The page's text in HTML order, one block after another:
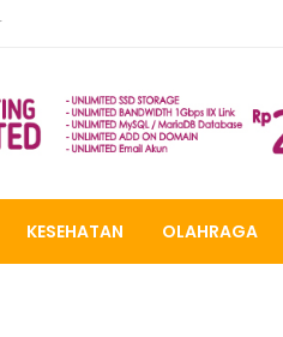
KESEHATAN OLAHRAGA